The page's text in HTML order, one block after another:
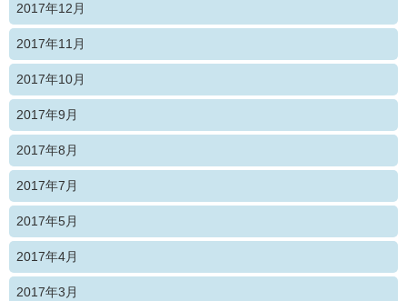
2017年12月
2017年11月
2017年10月
2017年9月
2017年8月
2017年7月
2017年5月
2017年4月
2017年3月